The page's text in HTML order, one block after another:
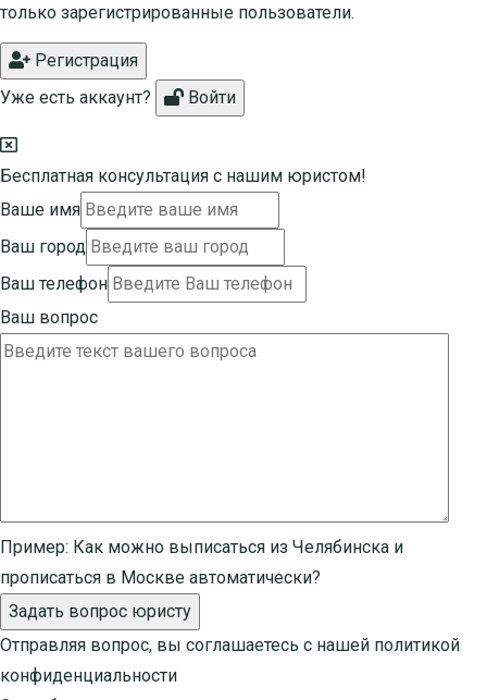
только зарегистрированные пользователи.
Регистрация
Уже есть аккаунт?
Войти
Бесплатная консультация с нашим юристом!
Ваше имя
Ваш город
Ваш телефон
Ваш вопрос
Пример: Как можно выписаться из Челябинска и
прописаться в Москве автоматически?
Задать вопрос юристу
Отправляя вопрос, вы соглашаетесь с нашей политикой
конфиденциальности